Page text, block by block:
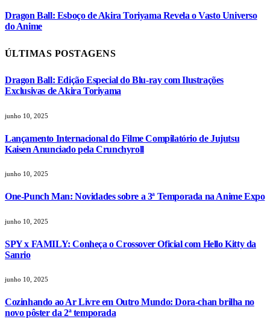
Dragon Ball: Esboço de Akira Toriyama Revela o Vasto Universo
do Anime
ÚLTIMAS POSTAGENS
Dragon Ball: Edição Especial do Blu-ray com Ilustrações
Exclusivas de Akira Toriyama
junho 10, 2025
Lançamento Internacional do Filme Compilatório de Jujutsu
Kaisen Anunciado pela Crunchyroll
junho 10, 2025
One-Punch Man: Novidades sobre a 3ª Temporada na Anime Expo
junho 10, 2025
SPY x FAMILY: Conheça o Crossover Oficial com Hello Kitty da
Sanrio
junho 10, 2025
Cozinhando ao Ar Livre em Outro Mundo: Dora-chan brilha no
novo pôster da 2ª temporada